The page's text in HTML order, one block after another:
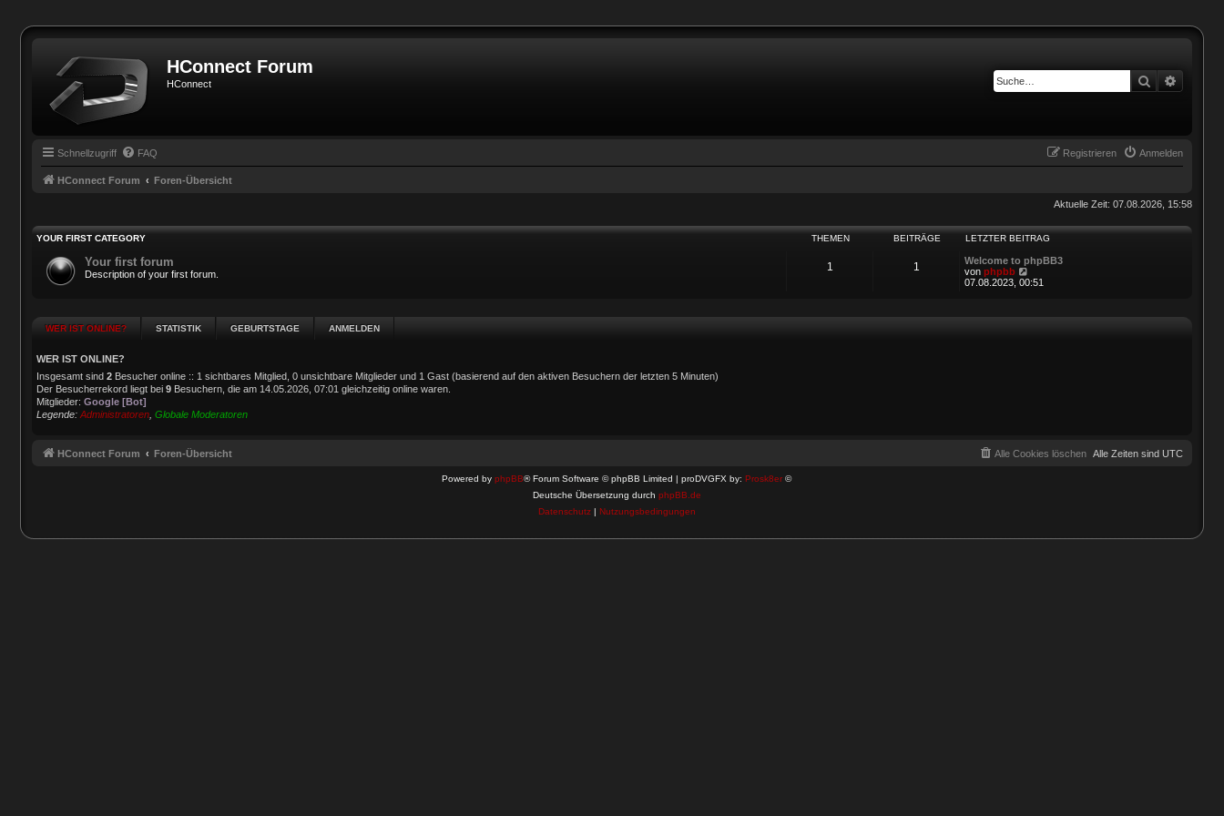
HConnect Forum
HConnect Suche
Schnellzugriff FAQ Anmelden
Registrieren
HConnect Forum Foren-Übersicht
Aktuelle Zeit: 07.08.2026, 15:58
YOUR FIRST CATEGORY THEMEN BEITRÄGE LETZTER BEITRAG
Your first forum
Description of your first forum.
1 1
Welcome to phpBB3
von phpbb
e
07.08.2023, 00:51
WER IST ONLINE? STATISTIK GEBURTSTAGE ANMELDEN
WER IST ONLINE?
Insgesamt sind 2 Besucher online :: 1 sichtbares Mitglied, 0 unsichtbare Mitglieder und 1 Gast (basierend auf den aktiven Besuchern der letzten 5 Minuten)
Der Besucherrekord liegt bei 9 Besuchern, die am 14.05.2026, 07:01 gleichzeitig online waren.
Mitglieder: Google [Bot]
Legende: Administratoren Globale Moderatoren
HConnect Forum Foren-Übersicht Alle Zeiten sind UTC
Alle Cookies löschen
Powered by phpBB® Forum Software © phpBB Limited | proDVGFX by: Prosk8er ©
Deutsche Übersetzung durch phpBB.de
Datenschutz| Nutzungsbedingungen